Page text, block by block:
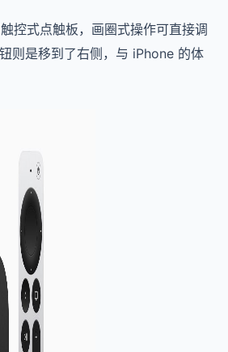
控式点触板，画圈式操作可直接调
则是移到了右侧，与 iPhone 的体